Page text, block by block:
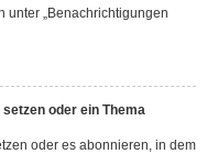
unter „Benachrichtigungen
oder ein Thema
oder es abonnieren, in dem